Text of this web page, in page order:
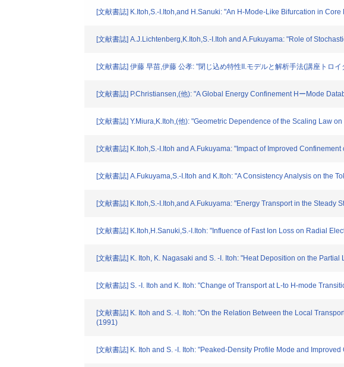
[文献書誌] K.Itoh,S.-I.Itoh,and H.Sanuki: "An H-Mode-Like Bifurcation in
[文献書誌] A.J.Lichtenberg,K.Itoh,S.-I.Itoh and A.Fukuyama: "Role of
[文献書誌] 伊藤 早苗,伊藤 公孝: "閉じ込め特性II.モデルと解析手法(講座トロ
[文献書誌] P.Christiansen,(他): "A Global Energy Confinement HーMode
[文献書誌] Y.Miura,K.Itoh,(他): "Geometric Dependence of the Scaling Law
[文献書誌] K.Itoh,S.-I.Itoh and A.Fukuyama: "Impact of Improved
[文献書誌] A.Fukuyama,S.-I.Itoh and K.Itoh: "A Consistency Analysis on the
[文献書誌] K.Itoh,S.-I.Itoh,and A.Fukuyama: "Energy Transport in the
[文献書誌] K.Itoh,H.Sanuki,S.-I.Itoh: "Influence of Fast Ion Loss on Radial
[文献書誌] K. Itoh, K. Nagasaki and S. -I. Itoh: "Heat Deposition on the
[文献書誌] S. -I. Itoh and K. Itoh: "Change of Transport at L-to H-mode
[文献書誌] K. Itoh and S. -I. Itoh: "On the Relation Between the Local
(1991)
[文献書誌] K. Itoh and S. -I. Itoh: "Peaked-Density Profile Mode and